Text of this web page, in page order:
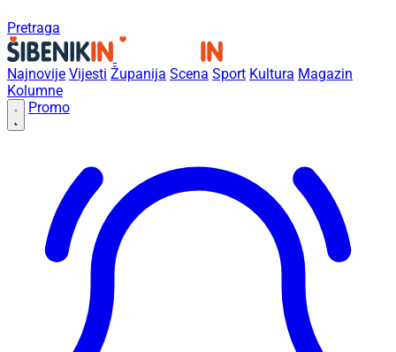
Pretraga
Najnovije Vijesti Županija Scena Sport Kultura Magazin
Kolumne
Promo